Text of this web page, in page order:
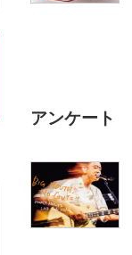
アンケート